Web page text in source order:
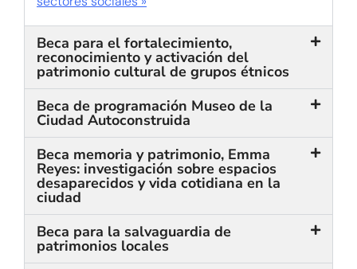
Beca para el fortalecimiento,
reconocimiento y activación del
patrimonio cultural de grupos étnicos
Beca de programación Museo de la
Ciudad Autoconstruida
Beca memoria y patrimonio, Emma
Reyes: investigación sobre espacios
desaparecidos y vida cotidiana en la
ciudad
Beca para la salvaguardia de
patrimonios locales